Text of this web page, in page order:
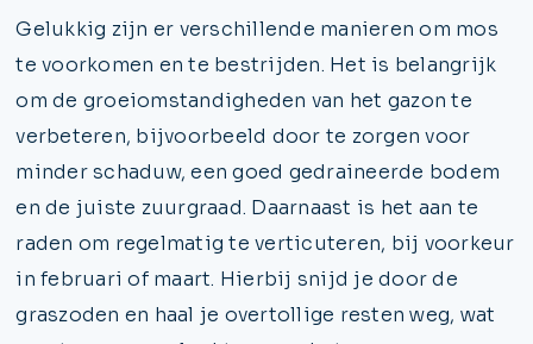
Gelukkig zijn er verschillende manieren om mos
te voorkomen en te bestrijden. Het is belangrijk
om de groeiomstandigheden van het gazon te
verbeteren, bijvoorbeeld door te zorgen voor
minder schaduw, een goed gedraineerde bodem
en de juiste zuurgraad. Daarnaast is het aan te
raden om regelmatig te verticuteren, bij voorkeur
in februari of maart. Hierbij snijd je door de
graszoden en haal je overtollige resten weg, wat